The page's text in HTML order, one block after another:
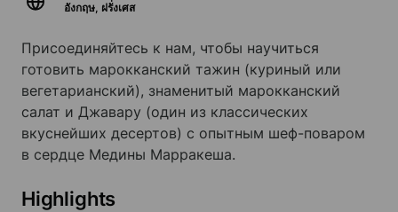
อังกฤษ, ฝรั่งเศส
Присоединяйтесь к нам, чтобы научиться
готовить марокканский тажин (куриный или
вегетарианский), знаменитый марокканский
салат и Джавару (один из классических
вкуснейших десертов) с опытным шеф-поваром
в сердце Медины Марракеша.
Highlights